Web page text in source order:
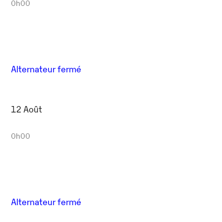
0h00
Alternateur fermé
12 Août
0h00
Alternateur fermé